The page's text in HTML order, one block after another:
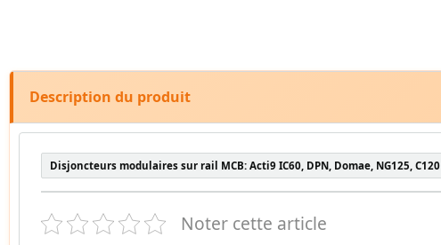
Description du produit
Disjoncteurs modulaires sur rail MCB: Acti9 IC60, DPN, Domae, NG125, C120
Noter cette article